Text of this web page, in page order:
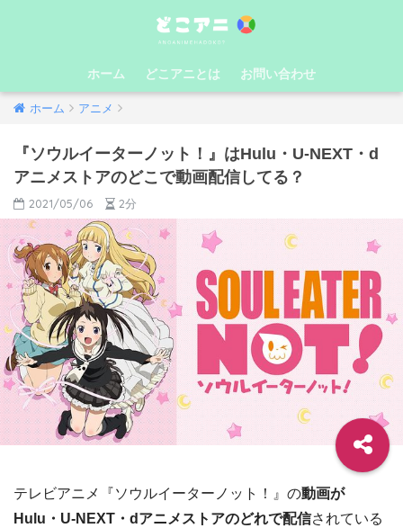
ホーム どこアニとは お問い合わせ
ホーム アニメ
『ソウルイーターノット！』はHulu・U-NEXT・d
アニメストアのどこで動画配信してる？
2021/05/06 2分
テレビアニメ『ソウルイーターノット！』の動画が
Hulu・U-NEXT・dアニメストアのどれで配信されている